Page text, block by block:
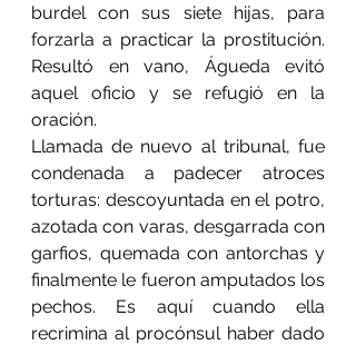
burdel con sus siete hijas, para
forzarla a practicar la prostitución.
Resultó en vano, Águeda evitó
aquel oficio y se refugió en la
oración.
Llamada de nuevo al tribunal, fue
condenada a padecer atroces
torturas: descoyuntada en el potro,
azotada con varas, desgarrada con
garfios, quemada con antorchas y
finalmente le fueron amputados los
pechos. Es aquí cuando ella
recrimina al procónsul haber dado